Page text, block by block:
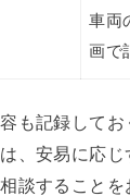
車両
画で
も記録して
、安易に応
談すること